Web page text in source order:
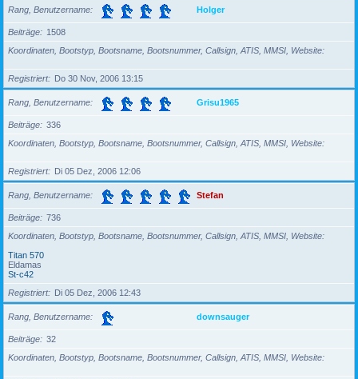
Rang, Benutzername Holger
Beiträge
1508
Koordinaten, Bootstyp, Bootsname, Bootsnummer, Callsign, ATIS, MMSI, Website
Registriert Do 30 Nov, 2006 13:15
Rang, Benutzername Grisu1965
Beiträge
336
Koordinaten, Bootstyp, Bootsname, Bootsnummer, Callsign, ATIS, MMSI, Website
Registriert Di 05 Dez, 2006 12:06
Rang, Benutzername Stefan
Beiträge
736
Koordinaten, Bootstyp, Bootsname, Bootsnummer, Callsign, ATIS, MMSI, Website
Titan 570
Eldamas
St-c42
Registriert
Di 05 Dez, 2006 12:43
Rang, Benutzername downsauger
Beiträge
32
Koordinaten, Bootstyp, Bootsname, Bootsnummer, Callsign, ATIS, MMSI, Website